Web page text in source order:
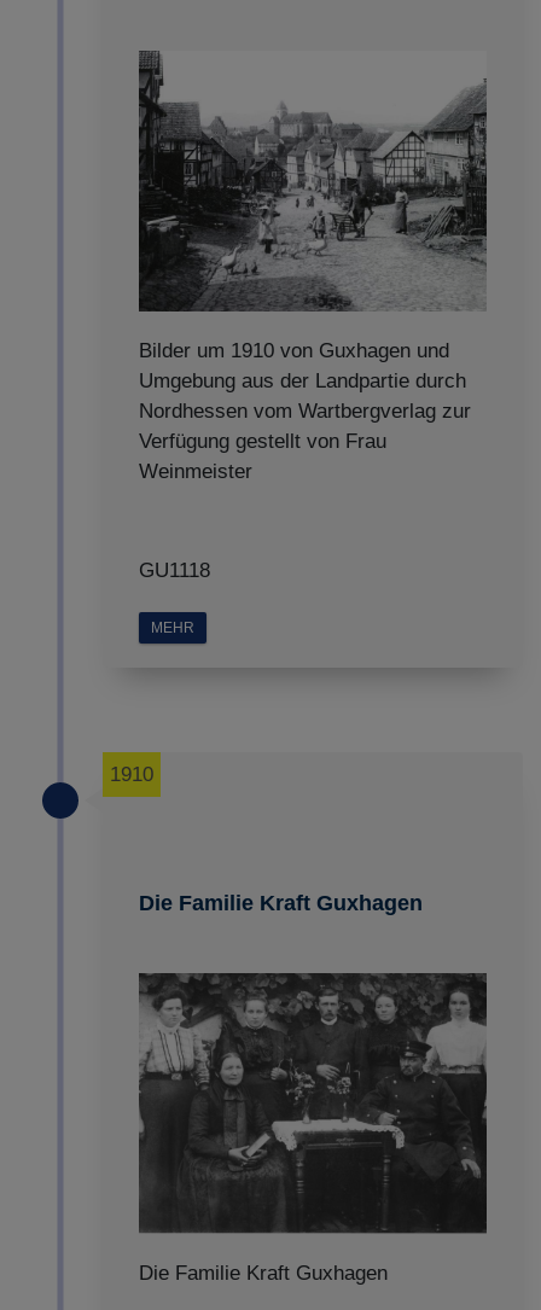
Bilder um 1910 von Guxhagen und
Umgebung aus der Landpartie durch
Nordhessen vom Wartbergverlag zur
Verfügung gestellt von Frau
Weinmeister
GU1118
MEHR
Die Familie Kraft Guxhagen
1910
Die Familie Kraft Guxhagen